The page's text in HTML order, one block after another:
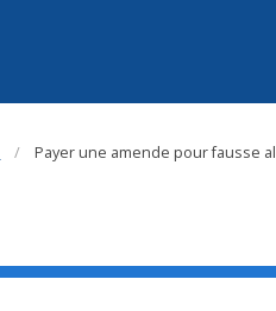
Payer une amende pour fausse